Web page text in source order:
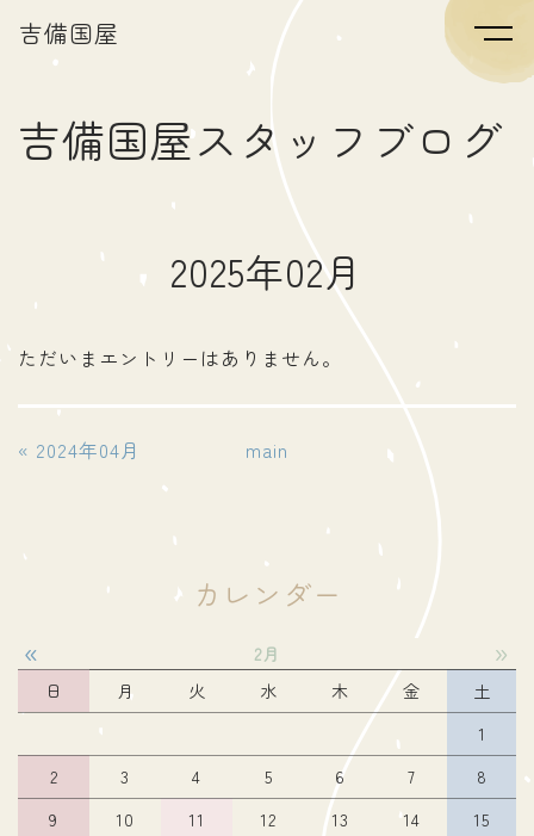
吉備国屋
吉備国屋スタッフブログ
2025年02月
ただいまエントリーはありません。
« 2024年04月 main
カレンダー
« 2月 »
日 月 火 水 木 金
土
1
2
3 4 5 6 7
8
9
10 11 12 13 14
15